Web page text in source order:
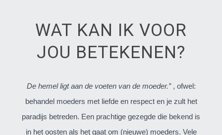
WAT KAN IK VOOR
JOU BETEKENEN?
De hemel ligt aan de voeten van de moeder.”, ofwel:
behandel moeders met liefde en respect en je zult het
paradijs betreden. Een prachtige gezegde die bekend is
in het oosten als het gaat om (nieuwe) moeders. Vele